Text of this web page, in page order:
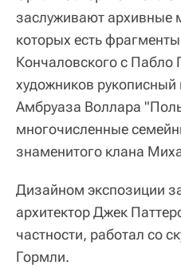
заслуживают архивные
которых есть
Кончаловского с Пабло
художников рукописный
Амбруаза Воллара
многочисленные
знаменитого клана
Дизайном экспозиции
архитектор Джек
частности, работал со
Гормли.